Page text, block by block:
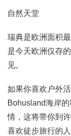
自然天堂
瑞典是欧洲面积
是今天欧洲仅存
见。
如果你喜欢户外
Bohusland海岸
情，这将带你到
喜欢徒步旅行的